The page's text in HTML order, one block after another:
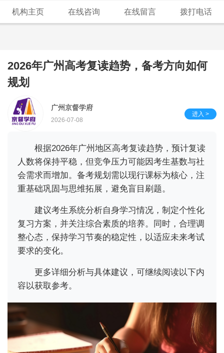
机构主页 在线咨询 在线留言 拨打电话
2026年广州高考复读趋势，备考方向如何
规划
广州京督学府
2026-07-08
进入 >
根据2026年广州地区高考复读趋势，预计复读
人数将保持平稳，但竞争压力可能因考生基数与社
会需求而增加。备考规划需以现行课标为核心，注
重基础巩固与思维拓展，避免盲目刷题。
建议考生系统分析自身学习情况，制定个性化
复习方案，并关注综合素质的培养。同时，合理调
整心态，保持学习节奏的稳定性，以适应未来考试
要求的变化。
更多详细分析与具体建议，可继续阅读以下内
容以获取参考。